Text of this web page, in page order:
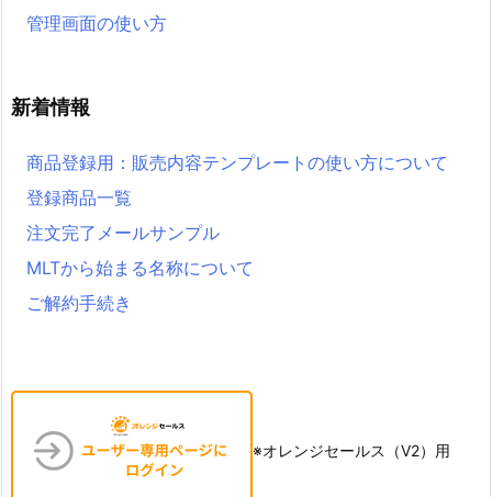
管理画面の使い方
新着情報
商品登録用：販売内容テンプレートの使い方について
登録商品一覧
注文完了メールサンプル
MLTから始まる名称について
ご解約手続き
※オレンジセールス（V2）用